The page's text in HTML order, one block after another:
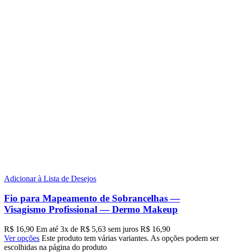
Adicionar à Lista de Desejos
Fio para Mapeamento de Sobrancelhas —
Visagismo Profissional — Dermo Makeup
R$ 16,90 Em até 3x de R$ 5,63 sem juros R$ 16,90
Ver opções Este produto tem várias variantes. As opções podem ser
escolhidas na página do produto